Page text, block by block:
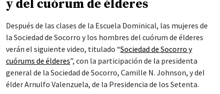
y del cuórum de élderes
Después de las clases de la Escuela Dominical, las mujeres de
la Sociedad de Socorro y los hombres del cuórum de élderes
verán el siguiente video, titulado “Sociedad de Socorro y
cuórums de élderes”, con la participación de la presidenta
general de la Sociedad de Socorro, Camille N. Johnson, y del
élder Arnulfo Valenzuela, de la Presidencia de los Setenta.